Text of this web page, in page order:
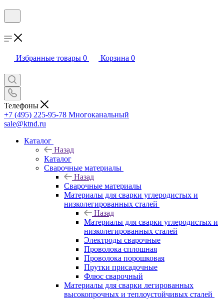
Избранные товары 0 Корзина 0
Телефоны
+7 (495) 225-95-78 Многоканальный
sale@ktnd.ru
Каталог
Назад
Каталог
Сварочные материалы
Назад
Сварочные материалы
Материалы для сварки углеродистых и
низколегированных сталей
Назад
Материалы для сварки углеродистых и
низколегированных сталей
Электроды сварочные
Проволока сплошная
Проволока порошковая
Прутки присадочные
Флюс сварочный
Материалы для сварки легированных
высокопрочных и теплоустойчивых сталей